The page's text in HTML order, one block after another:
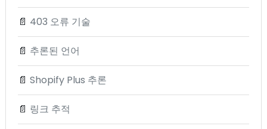
📄 403 오류 기술
📄 추론된 언어
📄 Shopify Plus 추론
📄 링크 추적